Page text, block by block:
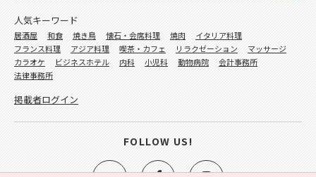
人気キーワード
居酒屋 和食 焼き鳥 懐石・会席料理 焼肉
イタリア料理
フランス料理
アジア料理 喫茶・カフェ リラクゼーション
マッサージ
カラオケ
ビジネスホテル 内科 小児科 動物病院
会計事務所
法律事務所
掲載者ログイン
FOLLOW US!